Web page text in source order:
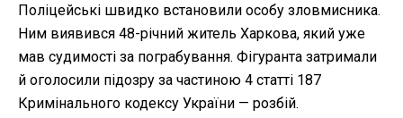
Поліцейські швидко встановили особу зловмисника.
Ним виявився 48-річний житель Харкова, який уже
мав судимості за пограбування. Фігуранта затримали
й оголосили підозру за частиною 4 статті 187
Кримінального кодексу України — розбій.